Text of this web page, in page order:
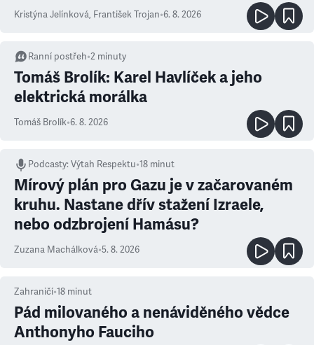
Kristýna Jelínková, František Trojan•6. 8. 2026
Ranní postřeh•2 minuty
Tomáš Brolík: Karel Havlíček a jeho
elektrická morálka
Tomáš Brolík•6. 8. 2026
Podcasty:Výtah Respektu•18 minut
Mírový plán pro Gazu je v začarovaném
kruhu. Nastane dřív stažení Izraele,
nebo odzbrojení Hamásu?
Zuzana Machálková•5. 8. 2026
Zahraničí•18 minut
Pád milovaného a nenáviděného vědce
Anthonyho Fauciho